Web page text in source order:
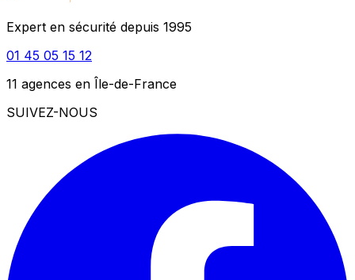
Expert en sécurité depuis 1995
01 45 05 15 12
11 agences en Île-de-France
SUIVEZ-NOUS